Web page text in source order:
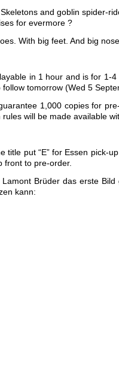
and goblin spider-
for evermore ?
With big feet. And big
in 1 hour and is for
tomorrow (Wed 5
1,000 copies for
will be made available
title put “E” for Essen pick-
front to pre-order.
Brüder das erste
kann: